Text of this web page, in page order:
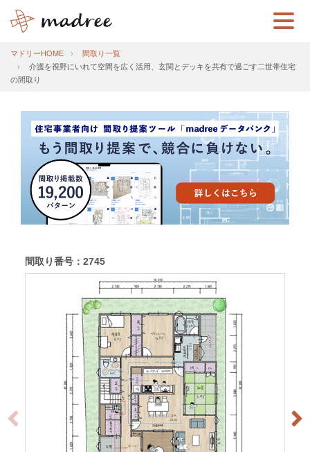
マドリーHOME
間取り一覧
介護を視野にいれて空間を広く活用、玄関とデッキを共有で過ごす二世帯住宅
の間取り
間取り番号：2745